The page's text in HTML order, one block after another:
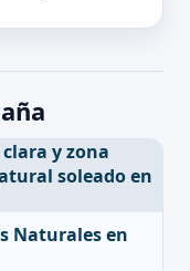
Naturales en